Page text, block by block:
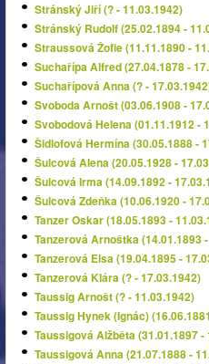
Stránský Jiří (? - 11.03.1942)
Stránský Rudolf (25.02.1894 -
Straussová Žofie (11.11.1890 -
Suchařípa Alfred (27.04.1878 -
Suchařípová Anna (? -
Svoboda Arnošt (03.06.1908 -
Svobodová Helena (01.11.1912 -
Šidlofová Hermína (30.05.1888 -
Šulcová Alena (20.05.1928 -
Šulcová Irma (14.09.1892 -
Šulcová Zdeňka (10.06.1920 -
Tanzer Oskar (18.05.1893 -
Tanzerová Arnoštka (14.01.1893
Tanzerová Elsa (19.04.1895 -
Tanzerová Klára (? - 17.03.1942)
Taussig Arnošt (? - 11.03.1942)
Taussig Hynek (Ignác)
Taussigová Alžběta (31.01.1897 -
Taussigová Anna (21.07.1888 -